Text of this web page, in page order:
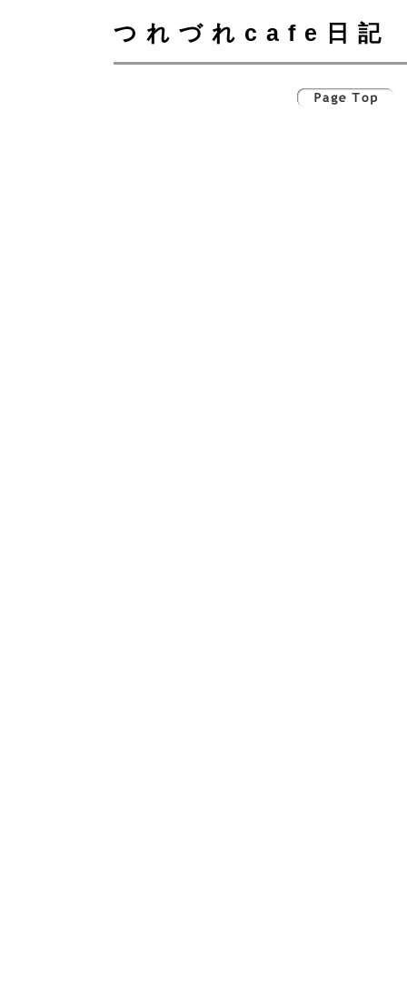
つれづれcafe日記